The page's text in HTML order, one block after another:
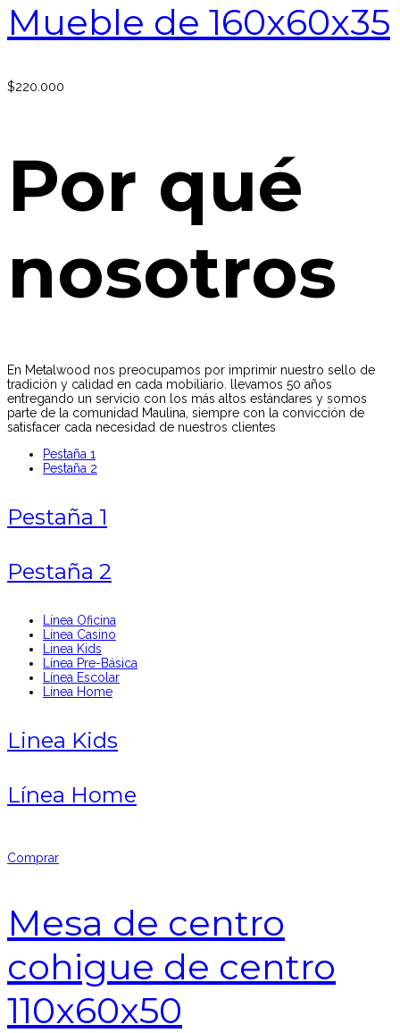
Mueble de 160x60x35
$220.000
Por qué
nosotros
En Metalwood nos preocupamos por imprimir nuestro sello de
tradición y calidad en cada mobiliario. llevamos 50 años
entregando un servicio con los más altos estándares y somos
parte de la comunidad Maulina, siempre con la convicción de
satisfacer cada necesidad de nuestros clientes
Pestaña 1
Pestaña 2
Pestaña 1
Pestaña 2
Línea Oficina
Línea Casino
Linea Kids
Línea Pre-Básica
Línea Escolar
Línea Home
Linea Kids
Línea Home
Comprar
Mesa de centro
cohigue de centro
110x60x50